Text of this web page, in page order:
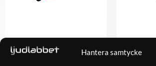
Hantera samtycke
2200.5DF
1200.1DF